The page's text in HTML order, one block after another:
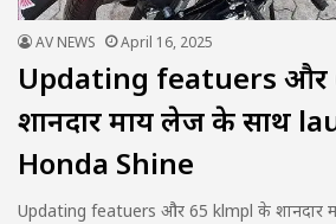
AV NEWS April 16, 2025
Updating featuers और
शानदार माय लेज के साथ
Honda Shine
Updating featuers और 65 klmpl के शानदार